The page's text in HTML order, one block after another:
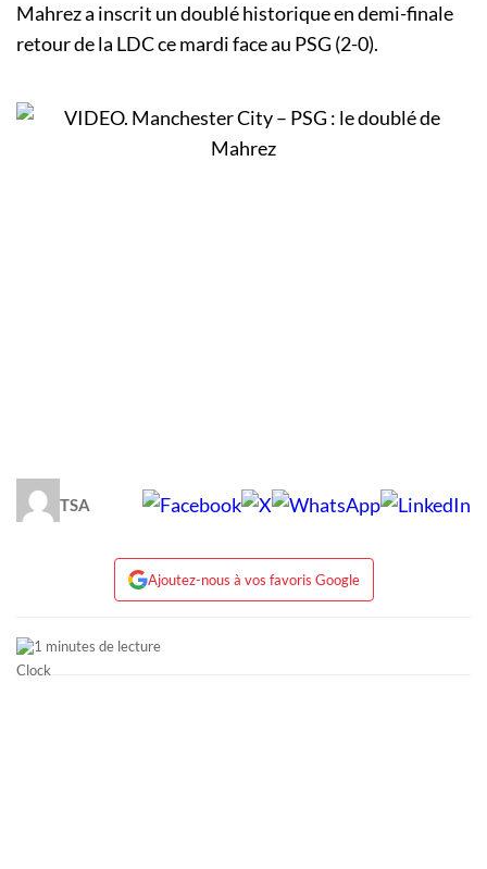
Mahrez a inscrit un doublé historique en demi-finale
retour de la LDC ce mardi face au PSG (2-0).
TSA
Ajoutez-nous à vos favoris Google
1 minutes de lecture